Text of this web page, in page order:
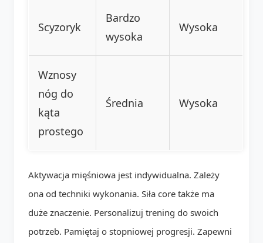
Scyzoryk
Bardzo
wysoka
Wysoka
Wznosy
nóg do
kąta
prostego
Średnia Wysoka
Aktywacja mięśniowa jest indywidualna. Zależy
ona od techniki wykonania. Siła core także ma
duże znaczenie. Personalizuj trening do swoich
potrzeb. Pamiętaj o stopniowej progresji. Zapewni